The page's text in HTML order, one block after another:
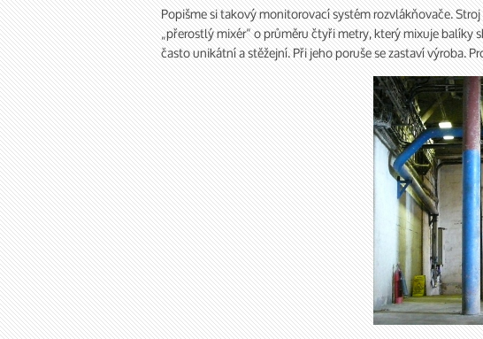
Popišme si takový monitorovací systém rozvlákňovače.
„přerostlý mixér“ o průměru čtyři metry, který mixuje
často unikátní a stěžejní. Při jeho poruše se zastaví výroba.